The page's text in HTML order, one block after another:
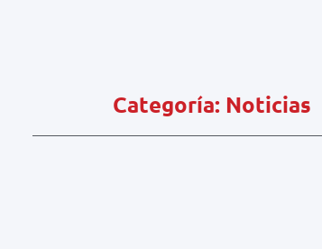
Categoría: Noticias